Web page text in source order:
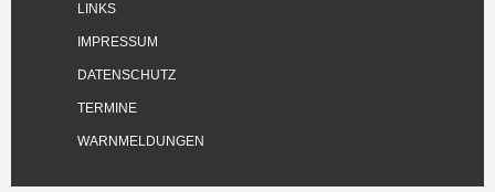
LINKS
IMPRESSUM
DATENSCHUTZ
TERMINE
WARNMELDUNGEN